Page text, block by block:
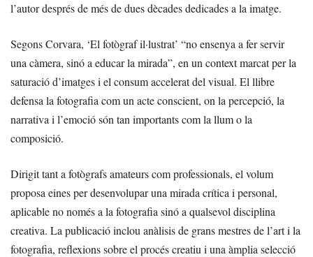
l’autor després de més de dues dècades dedicades a la imatge.
Segons Corvara, ‘El fotògraf il·lustrat’ “no ensenya a fer servir
una càmera, sinó a educar la mirada”, en un context marcat per la
saturació d’imatges i el consum accelerat del visual. El llibre
defensa la fotografia com un acte conscient, on la percepció, la
narrativa i l’emoció són tan importants com la llum o la
composició.
Dirigit tant a fotògrafs amateurs com professionals, el volum
proposa eines per desenvolupar una mirada crítica i personal,
aplicable no només a la fotografia sinó a qualsevol disciplina
creativa. La publicació inclou anàlisis de grans mestres de l’art i la
fotografia, reflexions sobre el procés creatiu i una àmplia selecció